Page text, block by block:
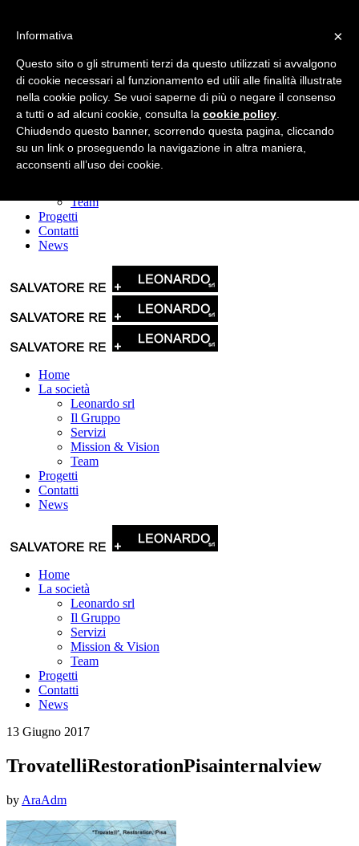
Home
La società
Leonardo srl
Il Gruppo
Servizi
Team
Progetti
Contatti
News
Home
La società
Leonardo srl
Il Gruppo
Servizi
Mission & Vision
Team
Progetti
Contatti
News
Home
La società
Leonardo srl
Il Gruppo
Servizi
Mission & Vision
Team
Progetti
Contatti
News
13 Giugno 2017
TrovatelliRestorationPisainternalview
by AraAdm
×
Informativa
Questo sito o gli strumenti terzi da questo utilizzati si avvalgono
di cookie necessari al funzionamento ed utili alle finalità illustrate
nella cookie policy. Se vuoi saperne di più o negare il consenso
a tutti o ad alcuni cookie, consulta la cookie policy
Chiudendo questo banner, scorrendo questa pagina, cliccando
su un link o proseguendo la navigazione in altra maniera,
acconsenti all’uso dei cookie.